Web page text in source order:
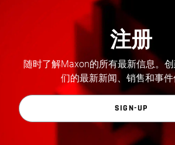
注册
随时了解Maxon的所有最新信息。
们的最新新闻、销售和事件
SIGN-UP